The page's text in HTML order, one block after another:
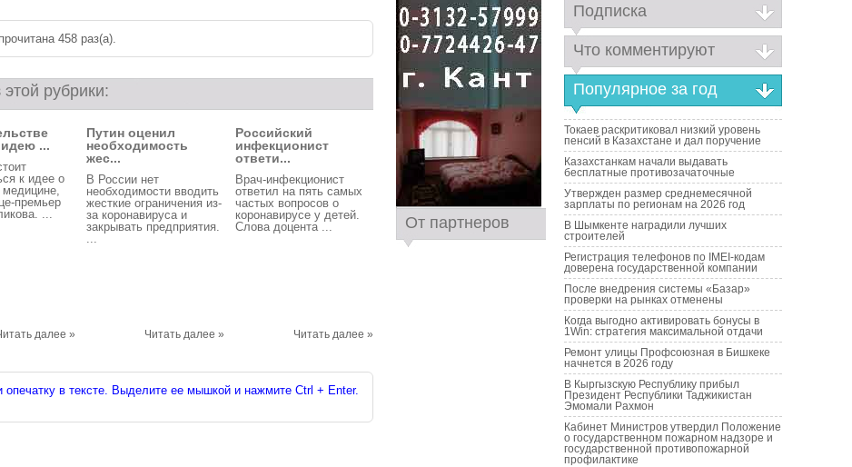
458 раз(a).
рубрики:
...
к идее о
премьер
...
далее »
Путин оценил
необходимость
жес...
В России нет
необходимости вводить
жесткие ограничения из-
за коронавируса и
закрывать предприятия.
...
Читать далее »
Российский
инфекционист
ответи...
Врач-инфекционист
ответил на пять самых
частых вопросов о
коронавирусе у детей.
Слова доцента ...
Читать далее »
опечатку в тексте. Выделите ее мышкой и нажмите Ctrl + Enter.
От партнеров
Подписка
Что комментируют
Популярное за год
Токаев раскритиковал низкий уровень
пенсий в Казахстане и дал поручение
Казахстанкам начали выдавать
бесплатные противозачаточные
Утвержден размер среднемесячной
зарплаты по регионам на 2026 год
В Шымкенте наградили лучших
строителей
Регистрация телефонов по IMEI-кодам
доверена государственной компании
После внедрения системы «Базар»
проверки на рынках отменены
Когда выгодно активировать бонусы в
1Win: стратегия максимальной отдачи
Ремонт улицы Профсоюзная в Бишкеке
начнется в 2026 году
В Кыргызскую Республику прибыл
Президент Республики Таджикистан
Эмомали Рахмон
Кабинет Министров утвердил Положение
о государственном пожарном надзоре и
государственной противопожарной
профилактике